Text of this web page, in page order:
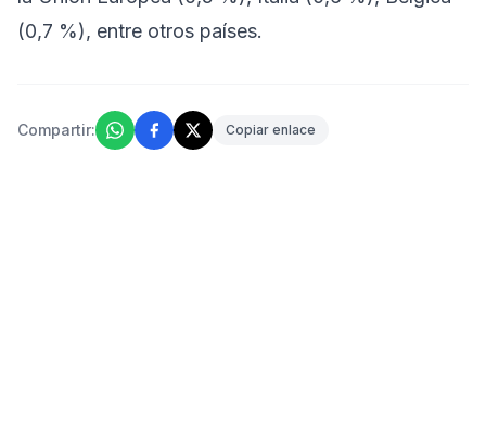
(0,7 %), entre otros países.
Compartir: Copiar enlace